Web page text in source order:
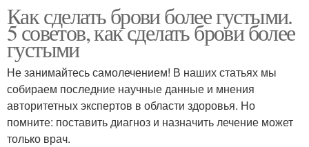
Как сделать брови более густыми.
5 советов, как сделать брови более
густыми
Не занимайтесь самолечением! В наших статьях мы
собираем последние научные данные и мнения
авторитетных экспертов в области здоровья. Но
помните: поставить диагноз и назначить лечение может
только врач.